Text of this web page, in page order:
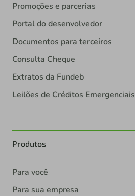
Promoções e parcerias
Portal do desenvolvedor
Documentos para terceiros
Consulta Cheque
Extratos da Fundeb
Leilões de Créditos Emergenciais
Produtos
Para você
Para sua empresa